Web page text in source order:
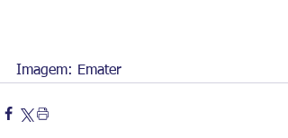
Imagem: Emater